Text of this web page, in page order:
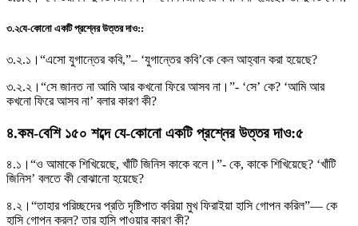
৩.২যে-কোনাে একটি প্রশ্নের উত্তর দাও::
৩.২.১। “এসাে যুগান্তের কবি,”– ‘যুগান্তের কবি’কে কেন আহ্বান করা হয়েছে?
৩.২.২। “সে জানত না আমি আর কখনাে ফিরে আসব না।”- ‘সে’ কে? ‘আমি আর
কখনাে ফিরে আসব না’ বলার কারণ কী?
৪.কম-বেশি ১৫০ শব্দে যে-কোনাে একটি প্রশ্নের উত্তর দাও:৫
৪.১। “ও আমাকে শিখিয়েছে, খাঁটি জিনিস কাকে বলে।”- কে, কাকে শিখিয়েছে? ‘খাঁটি
জিনিস’ বলতে কী বােঝানাে হয়েছে?
৪.২। “তাহার পরিচ্ছদের প্রতি দৃষ্টিপাত করিয়া মুখ ফিরাইয়া হাসি গােপন করিল”— কে
হাসি গােপন করল? তার হাসি পাওয়ার কারণ কী?